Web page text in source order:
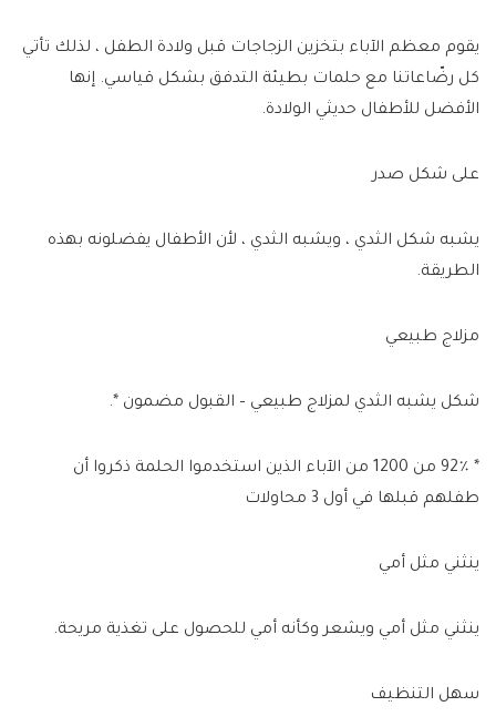
يقوم معظم الآباء بتخزين الزجاجات قبل ولادة الطفل ، لذلك تأتي
كل رضّاعاتنا مع حلمات بطيئة التدفق بشكل قياسي. إنها
الأفضل للأطفال حديثي الولادة.
على شكل صدر
يشبه شكل الثدي ، ويشبه الثدي ، لأن الأطفال يفضلونه بهذه
الطريقة.
مزلاج طبيعي
شكل يشبه الثدي لمزلاج طبيعي – القبول مضمون *.
* 92٪ من 1200 من الآباء الذين استخدموا الحلمة ذكروا أن
طفلهم قبلها في أول 3 محاولات
ينثني مثل أمي
ينثني مثل أمي ويشعر وكأنه أمي للحصول على تغذية مريحة.
سهل التنظيف